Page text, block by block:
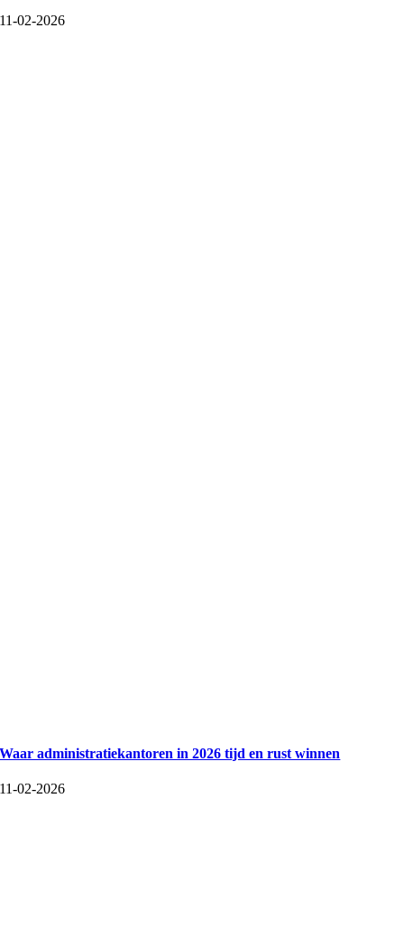
11-02-2026
​Waar administratiekantoren in 2026 tijd en rust winnen
11-02-2026